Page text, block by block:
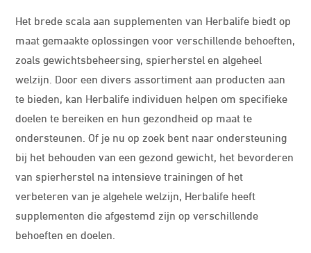
Het brede scala aan supplementen van Herbalife biedt op
maat gemaakte oplossingen voor verschillende behoeften,
zoals gewichtsbeheersing, spierherstel en algeheel
welzijn. Door een divers assortiment aan producten aan
te bieden, kan Herbalife individuen helpen om specifieke
doelen te bereiken en hun gezondheid op maat te
ondersteunen. Of je nu op zoek bent naar ondersteuning
bij het behouden van een gezond gewicht, het bevorderen
van spierherstel na intensieve trainingen of het
verbeteren van je algehele welzijn, Herbalife heeft
supplementen die afgestemd zijn op verschillende
behoeften en doelen.